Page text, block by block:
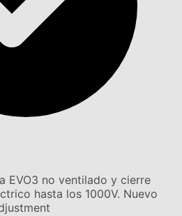
EVO3 no ventilado y cierre
hasta los 1000V. Nuevo